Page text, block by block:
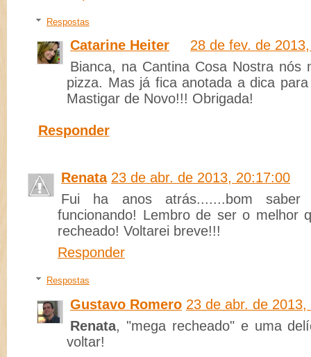
Respostas
Catarine Heiter
28 de fev. de
Bianca, na Cantina Cosa Nostra nós
pizza. Mas já fica anotada a dica
Mastigar de Novo!!! Obrigada!
Responder
Renata 23 de abr. de 2013, 20:17:00
Fui ha anos atrás.......bom
funcionando! Lembro de ser o melhor
recheado! Voltarei breve!!!
Responder
Respostas
Gustavo Romero 23 de abr. de
Renata, "mega recheado" e uma
voltar!